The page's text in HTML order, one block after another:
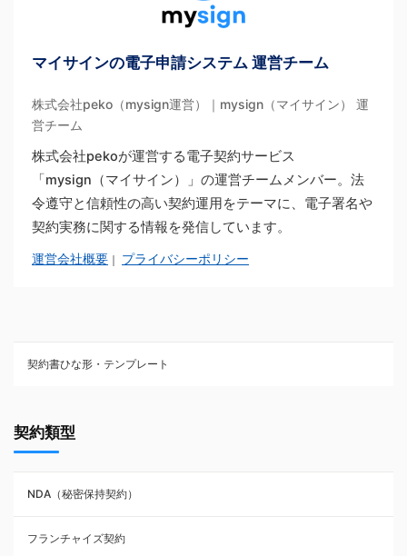
マイサインの電子申請システム 運営チーム
株式会社peko（mysign運営）｜mysign（マイサイン） 運
営チーム
株式会社pekoが運営する電子契約サービス
「mysign（マイサイン）」の運営チームメンバー。法
令遵守と信頼性の高い契約運用をテーマに、電子署名や
契約実務に関する情報を発信しています。
運営会社概要 ｜ プライバシーポリシー
契約書ひな形・テンプレート
NDA（秘密保持契約）
業務委託契約
利用規約・約款
契約類型
NDA（秘密保持契約）
フランチャイズ契約